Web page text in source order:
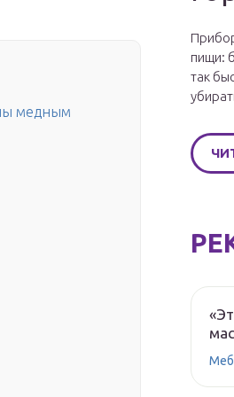
медным
пищи:
так